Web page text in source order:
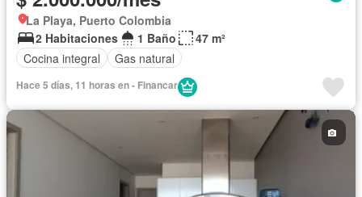
La Playa, Puerto Colombia
2 Habitaciones
1 Baño
47 m²
Cocina integral
Gas natural
Hace 5 días, 11 horas en - Financar